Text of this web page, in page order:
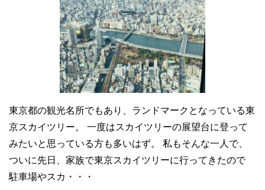
東京都の観光名所でもあり、ランドマークとなっている東
京スカイツリー。 一度はスカイツリーの展望台に登って
みたいと思っている方も多いはず。 私もそんな一人で、
ついに先日、家族で東京スカイツリーに行ってきたので
駐車場やスカ・・・